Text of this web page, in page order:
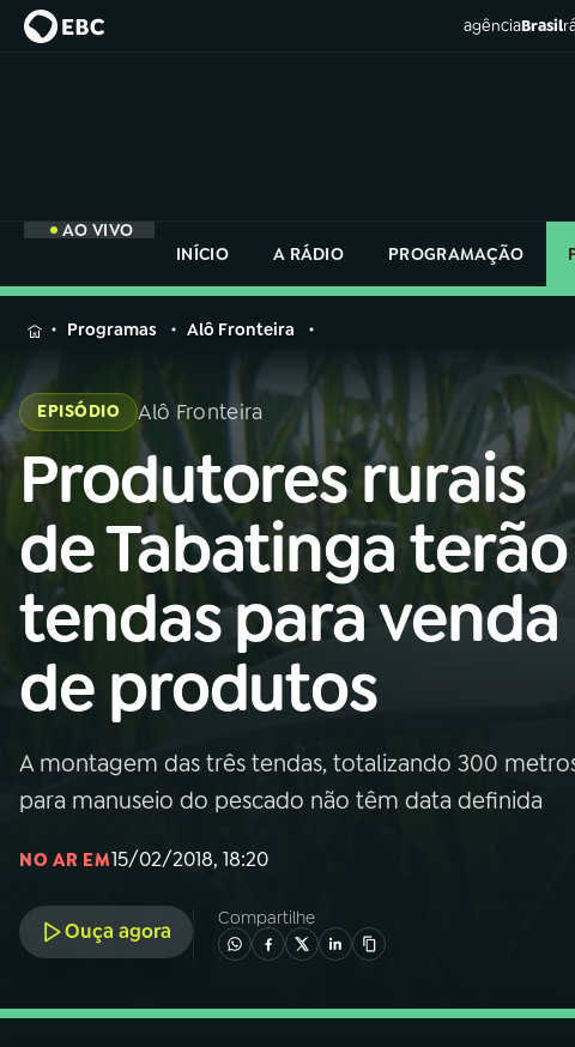
agênciaBrasil
AO VIVO
INÍCIO
A RÁDIO PROGRAMAÇÃO
MENU
Buscar
na
Rádio
Nacional
Buscar
AO VIVO
01INÍCIO
02A RÁDIO
03PROGRAMAÇÃO
na
Rádio
Nacional
Programas Alô Fronteira
EPISÓDIO Alô Fronteira
Produtores rurais
de Tabatinga terão
tendas para venda
de produtos
A montagem das três tendas, totalizando 300
para manuseio do pescado não têm data definida
NO AR EM15/02/2018, 18:20
Ouça agora
Compartilhe